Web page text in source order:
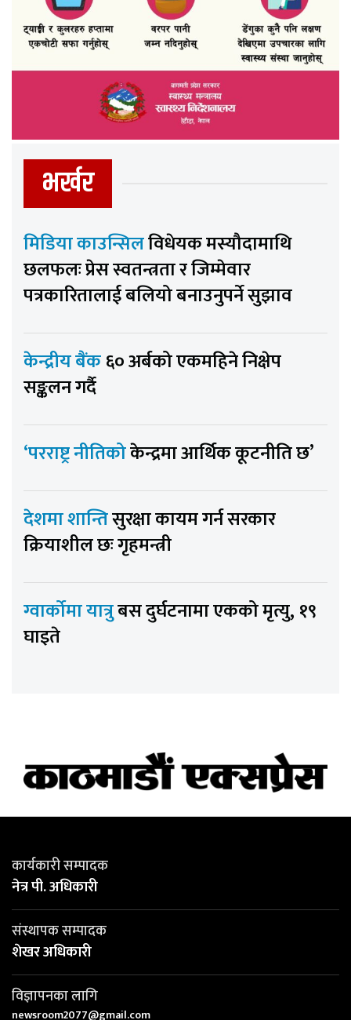
भर्खर
मिडिया काउन्सिलविधेयक मस्यौदामाथि
छलफलः प्रेस स्वतन्त्रता र जिम्मेवार
पत्रकारितालाई बलियो बनाउनुपर्ने सुझाव
केन्द्रीय बैंक६० अर्बको एकमहिने निक्षेप
सङ्कलन गर्दै
‘परराष्ट्र नीतिकोकेन्द्रमा आर्थिक कूटनीति छ’
देशमा शान्तिसुरक्षा कायम गर्न सरकार
क्रियाशील छः गृहमन्त्री
ग्वार्कोमा यात्रुबस दुर्घटनामा एकको मृत्यु, १९
घाइते
कार्यकारी सम्पादक
नेत्र पी. अधिकारी
संस्थापक सम्पादक
शेखर अधिकारी
विज्ञापनका लागि
newsroom2077@gmail.com